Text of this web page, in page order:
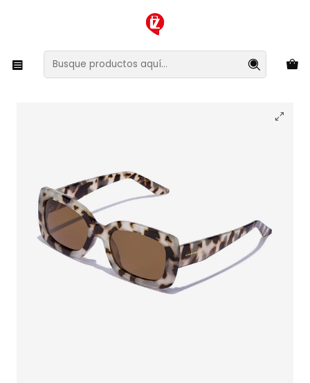
XMAS SALE ¡Compra antes de que la oferta termine!
Lentes y Accesorios Lentes de Sol
Lentes de Sol Polarizado Hawkers Gigi HGIG22GWTP